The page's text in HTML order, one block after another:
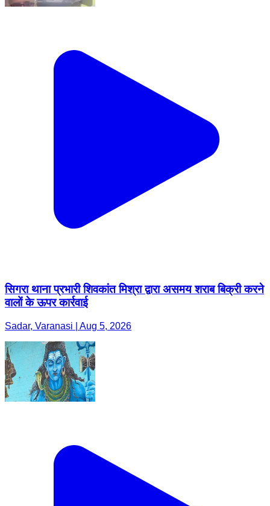
सिगरा थाना प्रभारी शिवकांत मिश्रा द्वारा असमय शराब बिक्री करने
वालों के ऊपर कार्रवाई
Sadar, Varanasi | Aug 5, 2026